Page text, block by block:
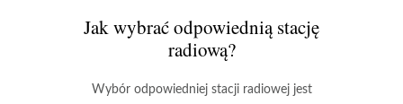
Jak wybrać odpowiednią stację
radiową?
Wybór odpowiedniej stacji radiowej jest